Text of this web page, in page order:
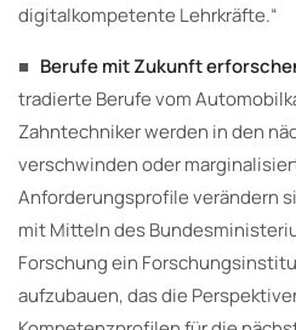
digitalkompetente Lehrkräfte.“
■ Berufe mit Zukunft
tradierte Berufe vom
Zahntechniker werden in den
verschwinden oder
Anforderungsprofile verändern
mit Mitteln des
Forschung ein
aufzubauen, das die